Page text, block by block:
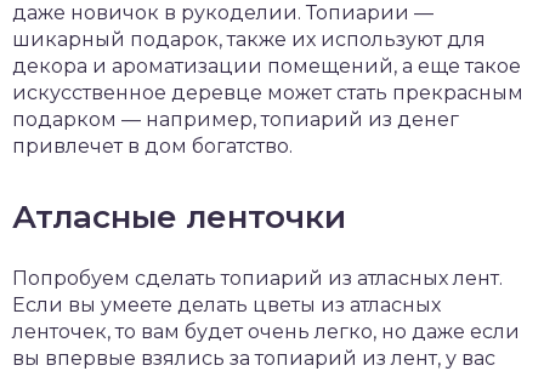
даже новичок в рукоделии. Топиарии —
шикарный подарок, также их используют для
декора и ароматизации помещений, а еще такое
искусственное деревце может стать прекрасным
подарком — например, топиарий из денег
привлечет в дом богатство.
Атласные ленточки
Попробуем сделать топиарий из атласных лент.
Если вы умеете делать цветы из атласных
ленточек, то вам будет очень легко, но даже если
вы впервые взялись за топиарий из лент, у вас